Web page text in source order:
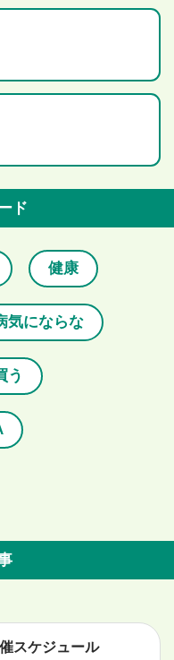
ド
健康
気にならな
う
スケジュール